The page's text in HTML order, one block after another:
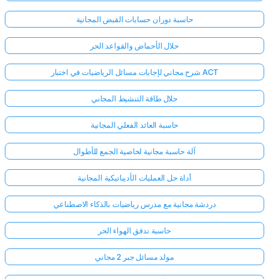
حاسبة دوران حسابات القبض المجانية
حلال الأحماض والقواعد الحر
شرح مجاني لإجابات مسائل الرياضيات في اختبار ACT
حلال طاقة التنشيط المجاني
حاسبة العائد الفعلي المجانية
آلة حاسبة مجانية لخاصية الجمع للأطوال
أداة حل العمليات الأديباتيكية المجانية
دردشة مجانية مع مدرس رياضيات بالذكاء الاصطناعي
حاسبة تدفق الهواء الحر
مولد مسائل جبر 2 مجاني